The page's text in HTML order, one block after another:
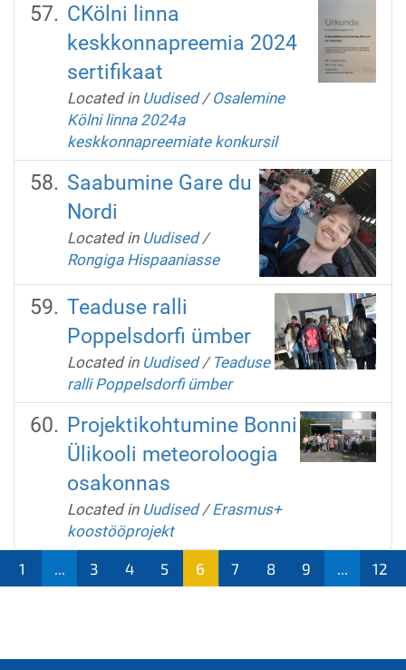
CKölni linna
keskkonnapreemia 2024
sertifikaat
Located in Uudised /Osalemine
Kölni linna 2024a
keskkonnapreemiate konkursil
Saabumine Gare du
Nordi
Located in Uudised /
Rongiga Hispaaniasse
Teaduse ralli
Poppelsdorfi ümber
Located in Uudised / Teaduse
ralli Poppelsdorfi ümber
Projektikohtumine Bonni
Ülikooli meteoroloogia
osakonnas
Located in Uudised /Erasmus+
koostööprojekt
1 3 4 5 6 7 8 9 12